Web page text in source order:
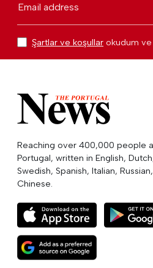
Email address
Şartlar ve koşullar okudum
Reaching over 400,000 people
Portugal, written in English,
Swedish, Spanish, Italian,
Chinese.